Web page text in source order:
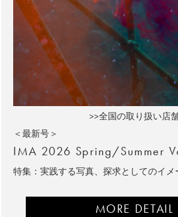
>>全国の取り扱い店
＜最新号＞
IMA 2026 Spring/Summer
特集：実践する写真、探求としてのイメ
MORE DETAIL